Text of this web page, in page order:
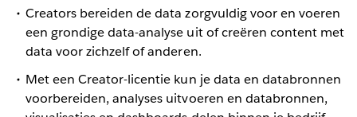
Creators bereiden de data zorgvuldig voor en voeren
een grondige data-analyse uit of creëren content met
data voor zichzelf of anderen.
Met een Creator-licentie kun je data en databronnen
voorbereiden, analyses uitvoeren en databronnen,